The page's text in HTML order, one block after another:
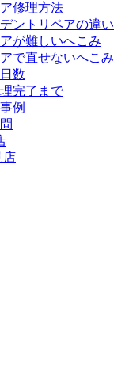
修理方法
ントリペアの違い
が難しいへこみ
で直せないへこみ
数
完了まで
例
店